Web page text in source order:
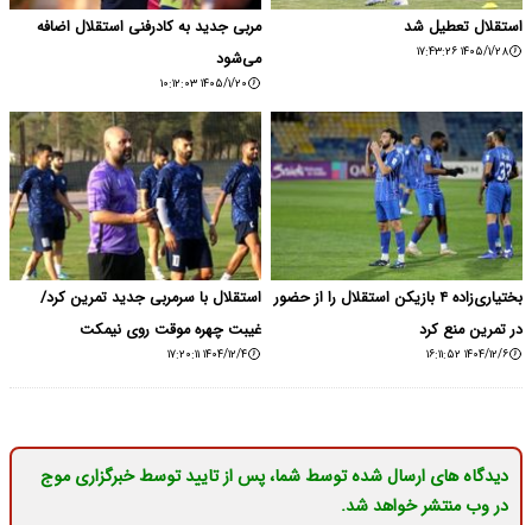
استقلال تعطیل شد
۱۴۰۵/۱/۲۸ ۱۷:۴۳:۲۶
مربی جدید به کادرفنی استقلال اضافه
می‌شود
۱۴۰۵/۱/۲۰ ۱۰:۱۲:۰۳
بختیاری‌زاده ۴ بازیکن استقلال را از حضور
در تمرین منع کرد
۱۴۰۴/۱۲/۶ ۱۶:۱۱:۵۲
استقلال با سرمربی جدید تمرین کرد/
غیبت چهره موقت روی نیمکت
۱۴۰۴/۱۲/۴ ۱۷:۲۰:۱۱
دیدگاه های ارسال شده توسط شما، پس از تایید توسط خبرگزاری موج
در وب منتشر خواهد شد.